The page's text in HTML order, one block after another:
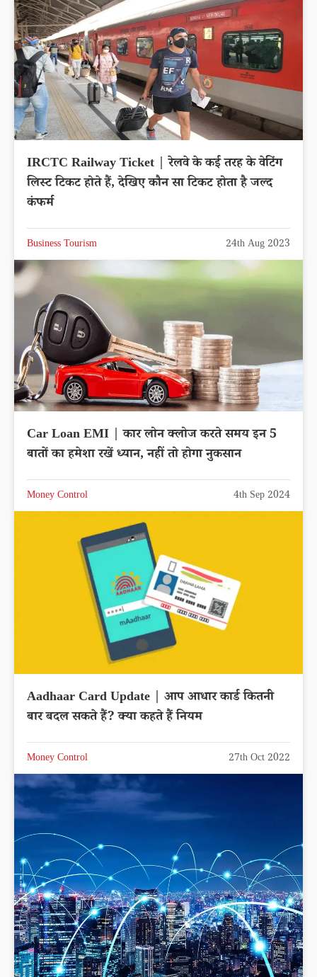
IRCTC Railway Ticket | रेलवे के कई तरह के वेटिंग
लिस्ट टिकट होते हैं, देखिए कौन सा टिकट होता है जल्द
कंफर्म
Business Tourism 24th Aug 2023
Car Loan EMI | कार लोन क्लोज करते समय इन 5
बातों का हमेशा रखें ध्यान, नहीं तो होगा नुकसान
Money Control 4th Sep 2024
Aadhaar Card Update | आप आधार कार्ड कितनी
बार बदल सकते हैं? क्या कहते हैं नियम
Money Control 27th Oct 2022